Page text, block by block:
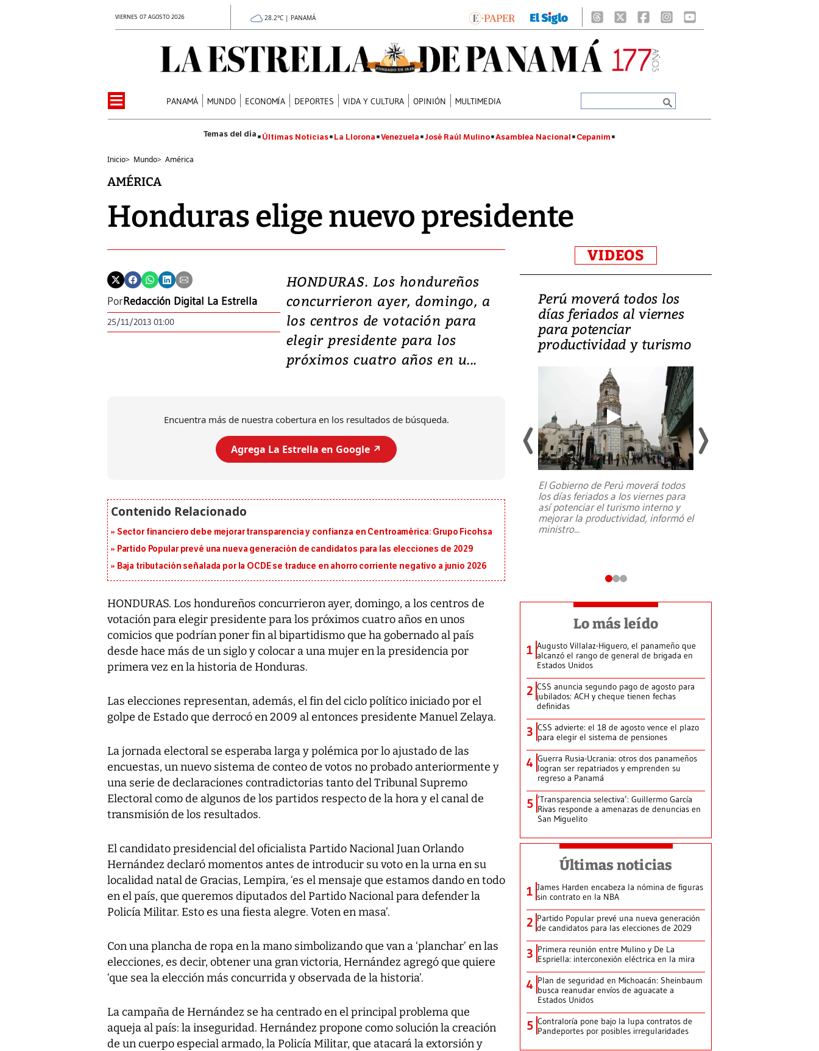
VIERNES 07 AGOSTO 2026 28.2°C | PANAMÁ
PANAMÁ MUNDO ECONOMÍA DEPORTES VIDA Y CULTURA OPINIÓN MULTIMEDIA
Últimas Noticias La Llorona Venezuela José Raúl Mulino Asamblea Nacional Cepanim
Inicio> Mundo> América
AMÉRICA
Honduras elige nuevo presidente
PorRedacción Digital La Estrella
25/11/2013 01:00
HONDURAS. Los hondureños
concurrieron ayer, domingo, a
los centros de votación para
elegir presidente para los
próximos cuatro años en u...
Encuentra más de nuestra cobertura en los resultados de búsqueda.
Agrega La Estrella en Google ↗️
Sector financiero debe mejorar transparencia y confianza en Centroamérica: Grupo Ficohsa
Partido Popular prevé una nueva generación de candidatos para las elecciones de 2029
Baja tributación señalada por la OCDE se traduce en ahorro corriente negativo a junio 2026
HONDURAS. Los hondureños concurrieron ayer, domingo, a los centros de
votación para elegir presidente para los próximos cuatro años en unos
comicios que podrían poner fin al bipartidismo que ha gobernado al país
desde hace más de un siglo y colocar a una mujer en la presidencia por
primera vez en la historia de Honduras.
Las elecciones representan, además, el fin del ciclo político iniciado por el
golpe de Estado que derrocó en 2009 al entonces presidente Manuel Zelaya.
La jornada electoral se esperaba larga y polémica por lo ajustado de las
encuestas, un nuevo sistema de conteo de votos no probado anteriormente y
una serie de declaraciones contradictorias tanto del Tribunal Supremo
Electoral como de algunos de los partidos respecto de la hora y el canal de
transmisión de los resultados.
El candidato presidencial del oficialista Partido Nacional Juan Orlando
Hernández declaró momentos antes de introducir su voto en la urna en su
localidad natal de Gracias, Lempira, ‘es el mensaje que estamos dando en todo
en el país, que queremos diputados del Partido Nacional para defender la
Policía Militar. Esto es una fiesta alegre. Voten en masa’.
Con una plancha de ropa en la mano simbolizando que van a ‘planchar’ en las
elecciones, es decir, obtener una gran victoria, Hernández agregó que quiere
‘que sea la elección más concurrida y observada de la historia’.
La campaña de Hernández se ha centrado en el principal problema que
aqueja al país: la inseguridad. Hernández propone como solución la creación
de un cuerpo especial armado, la Policía Militar, que atacará la extorsión y
VIDEOS
Video: Lula lanza su
candidatura con
promesas de inversión
en defensa, educación y
tierras raras
Entre recuerdos y escuetas
da Silva, oficializó este domingo su
candidatura...
Perú moverá todos los
días feriados al viernes
para potenciar
productividad y turismo
El Gobierno de Perú moverá todos
los días feriados a los viernes para
así potenciar el turismo interno y
mejorar la productividad, informó el
ministro...
Lo más leído
1 Augusto Villalaz-Higuero, el panameño que
alcanzó el rango de general de brigada en
Estados Unidos
2 CSS anuncia segundo pago de agosto para
jubilados: ACH y cheque tienen fechas
definidas
3 CSS advierte: el 18 de agosto vence el plazo
para elegir el sistema de pensiones
4 Guerra Rusia-Ucrania: otros dos panameños
logran ser repatriados y emprenden su
regreso a Panamá
5 ‘Transparencia selectiva’: Guillermo García
Rivas responde a amenazas de denuncias en
San Miguelito
Últimas noticias
1 James Harden encabeza la nómina de figuras
sin contrato en la NBA
2 Partido Popular prevé una nueva generación
de candidatos para las elecciones de 2029
3 Primera reunión entre Mulino y De La
Espriella: interconexión eléctrica en la mira
4 Plan de seguridad en Michoacán: Sheinbaum
busca reanudar envíos de aguacate a
Estados Unidos
5 Contraloría pone bajo la lupa contratos de
Pandeportes por posibles irregularidades